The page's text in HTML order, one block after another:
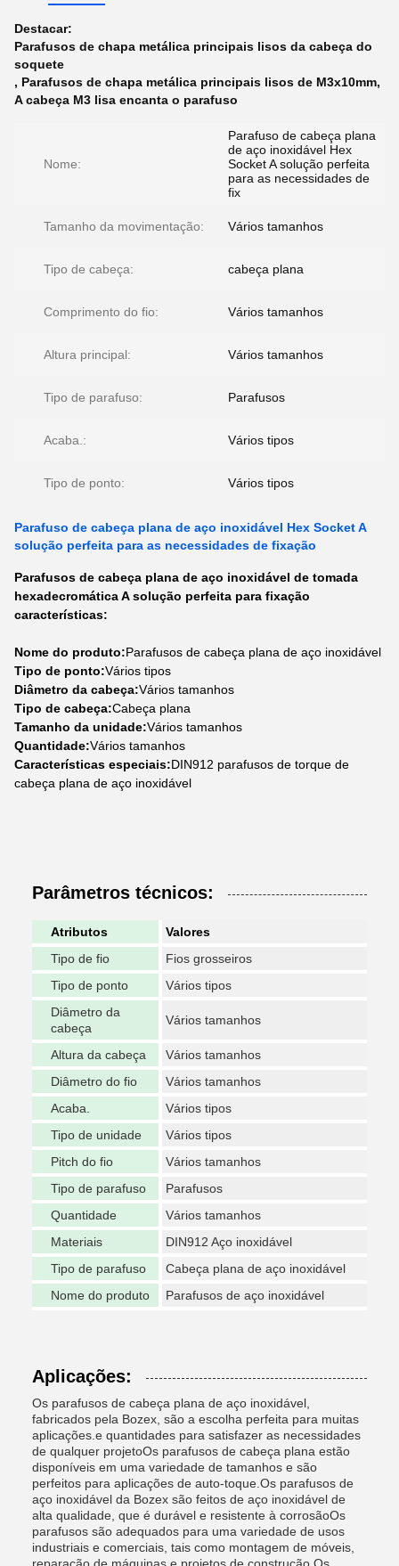
Destacar:
Parafusos de chapa metálica principais lisos da cabeça do
soquete
, Parafusos de chapa metálica principais lisos de M3x10mm,
A cabeça M3 lisa encanta o parafuso
Nome:
Parafuso de cabeça plana
de aço inoxidável Hex
Socket A solução perfeita
para as necessidades de
fix
Tamanho da movimentação: Vários tamanhos
Tipo de cabeça: cabeça plana
Comprimento do fio: Vários tamanhos
Altura principal: Vários tamanhos
Tipo de parafuso: Parafusos
Acaba.: Vários tipos
Tipo de ponto: Vários tipos
Parafuso de cabeça plana de aço inoxidável Hex Socket A
solução perfeita para as necessidades de fixação
Parafusos de cabeça plana de aço inoxidável de tomada
hexadecromática A solução perfeita para fixação
características:
Nome do produto:Parafusos de cabeça plana de aço inoxidável
Tipo de ponto:Vários tipos
Diâmetro da cabeça:Vários tamanhos
Tipo de cabeça:Cabeça plana
Tamanho da unidade:Vários tamanhos
Quantidade:Vários tamanhos
Características especiais:DIN912 parafusos de torque de
cabeça plana de aço inoxidável
Parâmetros técnicos:
Atributos
Valores
Tipo de fio
Fios grosseiros
Tipo de ponto
Vários tipos
Diâmetro da
cabeça
Vários tamanhos
Altura da cabeça
Vários tamanhos
Diâmetro do fio
Vários tamanhos
Acaba.
Vários tipos
Tipo de unidade
Vários tipos
Pitch do fio
Vários tamanhos
Tipo de parafuso
Parafusos
Quantidade
Vários tamanhos
Materiais
DIN912 Aço inoxidável
Tipo de parafuso
Cabeça plana de aço inoxidável
Nome do produto
Parafusos de aço inoxidável
Aplicações:
Os parafusos de cabeça plana de aço inoxidável,
fabricados pela Bozex, são a escolha perfeita para muitas
aplicações.e quantidades para satisfazer as necessidades
de qualquer projetoOs parafusos de cabeça plana estão
disponíveis em uma variedade de tamanhos e são
perfeitos para aplicações de auto-toque.Os parafusos de
aço inoxidável da Bozex são feitos de aço inoxidável de
alta qualidade, que é durável e resistente à corrosãoOs
parafusos são adequados para uma variedade de usos
industriais e comerciais, tais como montagem de móveis,